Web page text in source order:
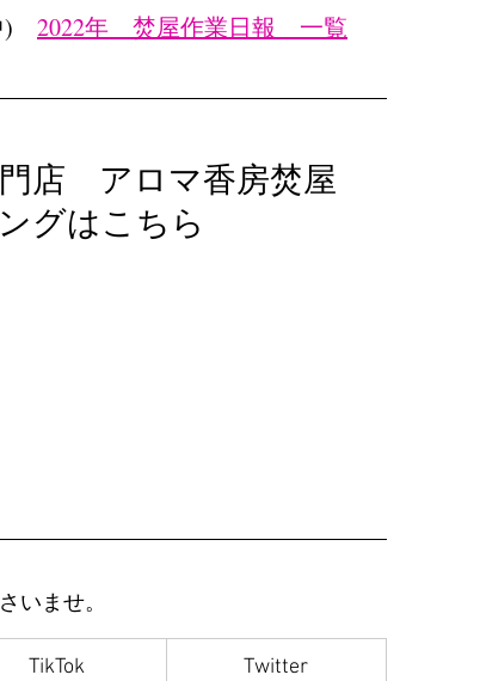
) 2022年　焚屋作業日報　一覧
店　アロマ香房焚屋
グはこちら
いませ。
TikTok Twitter